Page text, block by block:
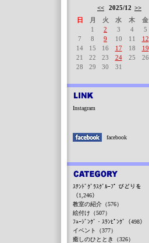
<< 2025/12 >>
日
月 火 水 木 金
1
2 3 4 5
7
8 9 10 11 12
14
15 16 17 18 19
21
22 23 24 25 26
28
29 30 31
Instagram
facebook
ｽﾃﾝﾄﾞｸﾞﾗｽｸﾞﾙｰﾌﾟ びどりを
（1,246）
教室の紹介（576）
絵付け（507）
ﾌｭｰｼﾞﾝｸﾞ・ｽﾗﾝﾋﾟﾝｸﾞ（498）
イベント（377）
癒しのひととき（326）